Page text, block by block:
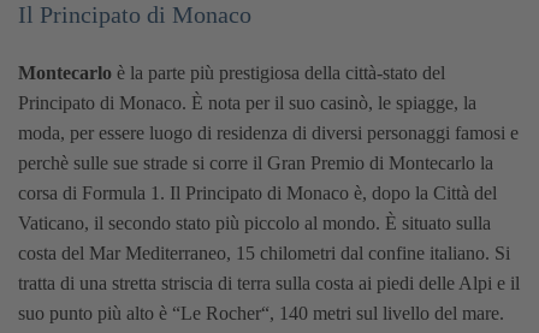
Il Principato di Monaco
Montecarlo è la parte più prestigiosa della città-stato del
Principato di Monaco. È nota per il suo casinò, le spiagge, la
moda, per essere luogo di residenza di diversi personaggi famosi e
perchè sulle sue strade si corre il Gran Premio di Montecarlo la
corsa di Formula 1. Il Principato di Monaco è, dopo la Città del
Vaticano, il secondo stato più piccolo al mondo. È situato sulla
costa del Mar Mediterraneo, 15 chilometri dal confine italiano. Si
tratta di una stretta striscia di terra sulla costa ai piedi delle Alpi e il
suo punto più alto è “Le Rocher“, 140 metri sul livello del mare.